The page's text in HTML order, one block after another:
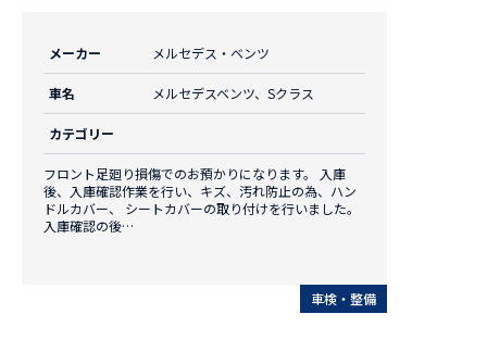
メーカー メルセデス・ベンツ
車名 メルセデスベンツ、Sクラス
カテゴリー
フロント足廻り損傷でのお預かりになります。 入庫
後、入庫確認作業を行い、キズ、汚れ防止の為、ハン
ドルカバー、 シートカバーの取り付けを行いました。
入庫確認の後…
車検・整備